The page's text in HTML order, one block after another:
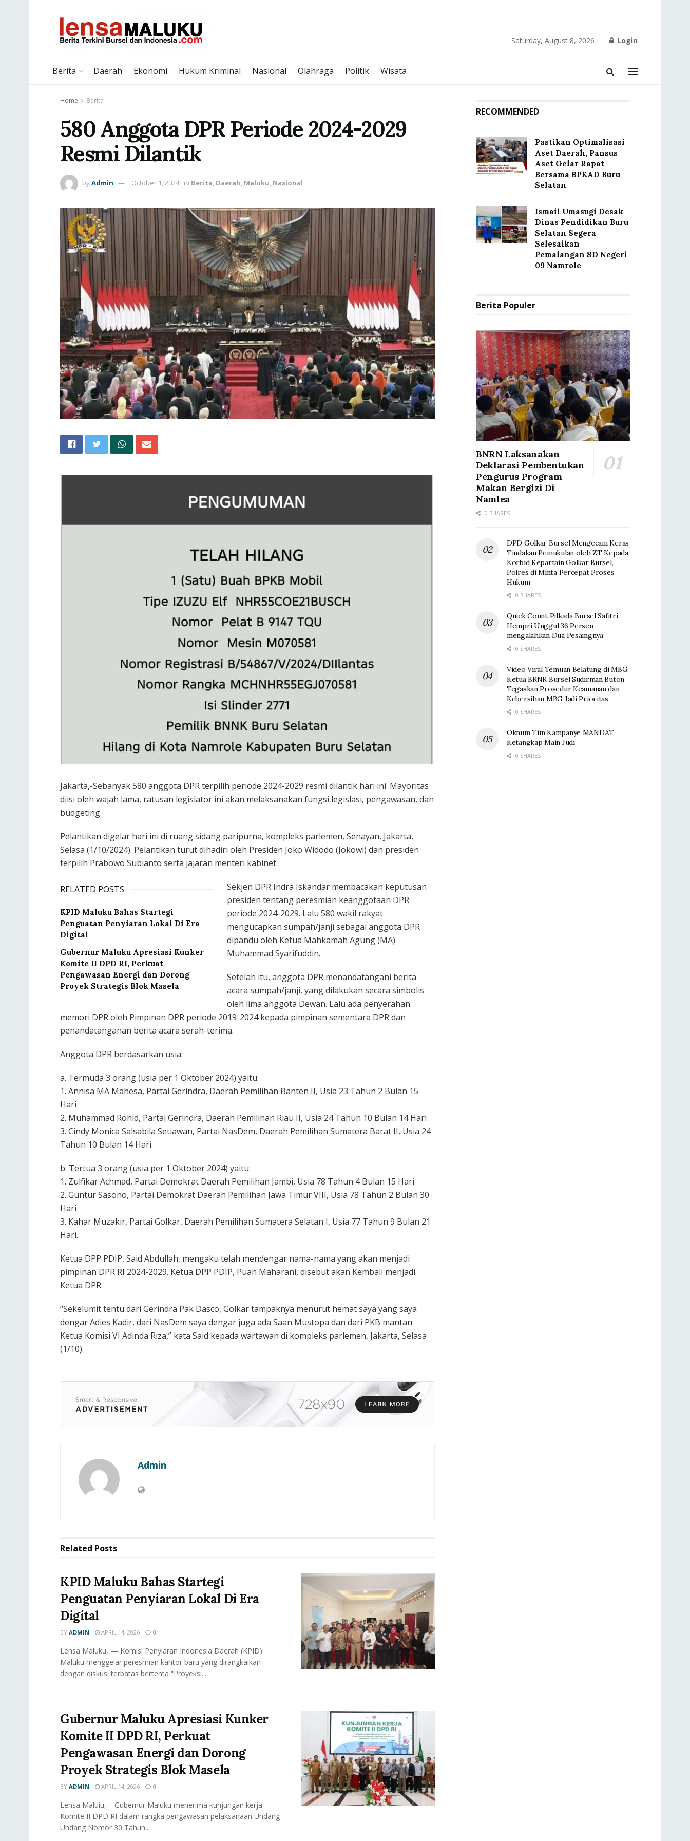
Saturday, August 8, 2026 Login
Berita Daerah Ekonomi Hukum Kriminal Nasional Olahraga Politik Wisata
Home Berita
580 Anggota DPR Periode 2024-2029
Resmi Dilantik
byAdmin October 1, 2024 in Berita, Daerah, Maluku, Nasional
Jakarta,-Sebanyak 580 anggota DPR terpilih periode 2024-2029 resmi dilantik hari ini. Mayoritas
diisi oleh wajah lama, ratusan legislator ini akan melaksanakan fungsi legislasi, pengawasan, dan
budgeting.
Pelantikan digelar hari ini di ruang sidang paripurna, kompleks parlemen, Senayan, Jakarta,
Selasa (1/10/2024). Pelantikan turut dihadiri oleh Presiden Joko Widodo (Jokowi) dan presiden
terpilih Prabowo Subianto serta jajaran menteri kabinet.
RELATED POSTS
KPID Maluku Bahas Startegi
Penguatan Penyiaran Lokal Di Era
Digital
Gubernur Maluku Apresiasi Kunker
Komite II DPD RI, Perkuat
Pengawasan Energi dan Dorong
Proyek Strategis Blok Masela
Sekjen DPR Indra Iskandar membacakan keputusan
presiden tentang peresmian keanggotaan DPR
periode 2024-2029. Lalu 580 wakil rakyat
mengucapkan sumpah/janji sebagai anggota DPR
dipandu oleh Ketua Mahkamah Agung (MA)
Muhammad Syarifuddin.
Setelah itu, anggota DPR menandatangani berita
acara sumpah/janji, yang dilakukan secara simbolis
oleh lima anggota Dewan. Lalu ada penyerahan
memori DPR oleh Pimpinan DPR periode 2019-2024 kepada pimpinan sementara DPR dan
penandatanganan berita acara serah-terima.
Anggota DPR berdasarkan usia:
a. Termuda 3 orang (usia per 1 Oktober 2024) yaitu:
1. Annisa MA Mahesa, Partai Gerindra, Daerah Pemilihan Banten II, Usia 23 Tahun 2 Bulan 15
Hari
2. Muhammad Rohid, Partai Gerindra, Daerah Pemilihan Riau II, Usia 24 Tahun 10 Bulan 14 Hari
3. Cindy Monica Salsabila Setiawan, Partai NasDem, Daerah Pemilihan Sumatera Barat II, Usia 24
Tahun 10 Bulan 14 Hari.
b. Tertua 3 orang (usia per 1 Oktober 2024) yaitu:
1. Zulfikar Achmad, Partai Demokrat Daerah Pemilihan Jambi, Usia 78 Tahun 4 Bulan 15 Hari
2. Guntur Sasono, Partai Demokrat Daerah Pemilihan Jawa Timur VIII, Usia 78 Tahun 2 Bulan 30
Hari
3. Kahar Muzakir, Partai Golkar, Daerah Pemilihan Sumatera Selatan I, Usia 77 Tahun 9 Bulan 21
Hari.
Ketua DPP PDIP, Said Abdullah, mengaku telah mendengar nama-nama yang akan menjadi
pimpinan DPR RI 2024-2029. Ketua DPP PDIP, Puan Maharani, disebut akan Kembali menjadi
Ketua DPR.
“Sekelumit tentu dari Gerindra Pak Dasco, Golkar tampaknya menurut hemat saya yang saya
dengar Adies Kadir, dari NasDem saya dengar juga ada Saan Mustopa dan dari PKB mantan
Ketua Komisi VI Adinda Riza,” kata Said kepada wartawan di kompleks parlemen, Jakarta, Selasa
(1/10).
Admin
Related Posts
KPID Maluku Bahas Startegi
Penguatan Penyiaran Lokal Di Era
Digital
BY ADMIN APRIL 14, 2026 0
Lensa Maluku, — Komisi Penyiaran Indonesia Daerah (KPID)
Maluku menggelar peresmian kantor baru yang dirangkaikan
dengan diskusi terbatas bertema “Proyeksi...
Gubernur Maluku Apresiasi Kunker
Komite II DPD RI, Perkuat
Pengawasan Energi dan Dorong
Proyek Strategis Blok Masela
BY ADMIN APRIL 14, 2026 0
Lensa Maluiu, – Gubernur Maluku menerima kunjungan kerja
Komite II DPD RI dalam rangka pengawasan pelaksanaan Undang-
Undang Nomor 30 Tahun...
RECOMMENDED
Pastikan Optimalisasi
Aset Daerah, Pansus
Aset Gelar Rapat
Bersama BPKAD Buru
Selatan
Ismail Umasugi Desak
Dinas Pendidikan Buru
Selatan Segera
Selesaikan
Pemalangan SD Negeri
09 Namrole
Berita Populer
BNRN Laksanakan
Deklarasi Pembentukan
Pengurus Program
Makan Bergizi Di
Namlea
0 SHARES
DPD Golkar Bursel Mengecam Keras
Tindakan Pemukulan oleh ZT Kepada
Korbid Kepartain Golkar Bursel,
Polres di Minta Percepat Proses
Hukum
0 SHARES
Quick Count Pilkada Bursel Safitri –
Hempri Unggul 36 Persen
mengalahkan Dua Pesaingnya
0 SHARES
Video Viral Temuan Belatung di MBG,
Ketua BRNR Bursel Sudirman Buton
Tegaskan Prosedur Keamanan dan
Kebersihan MBG Jadi Prioritas
0 SHARES
Oknum Tim Kampanye MANDAT
Ketangkap Main Judi
0 SHARES